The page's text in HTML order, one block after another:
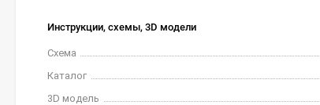
Инструкции, схемы, 3D модели
Схема
Каталог
3D модель